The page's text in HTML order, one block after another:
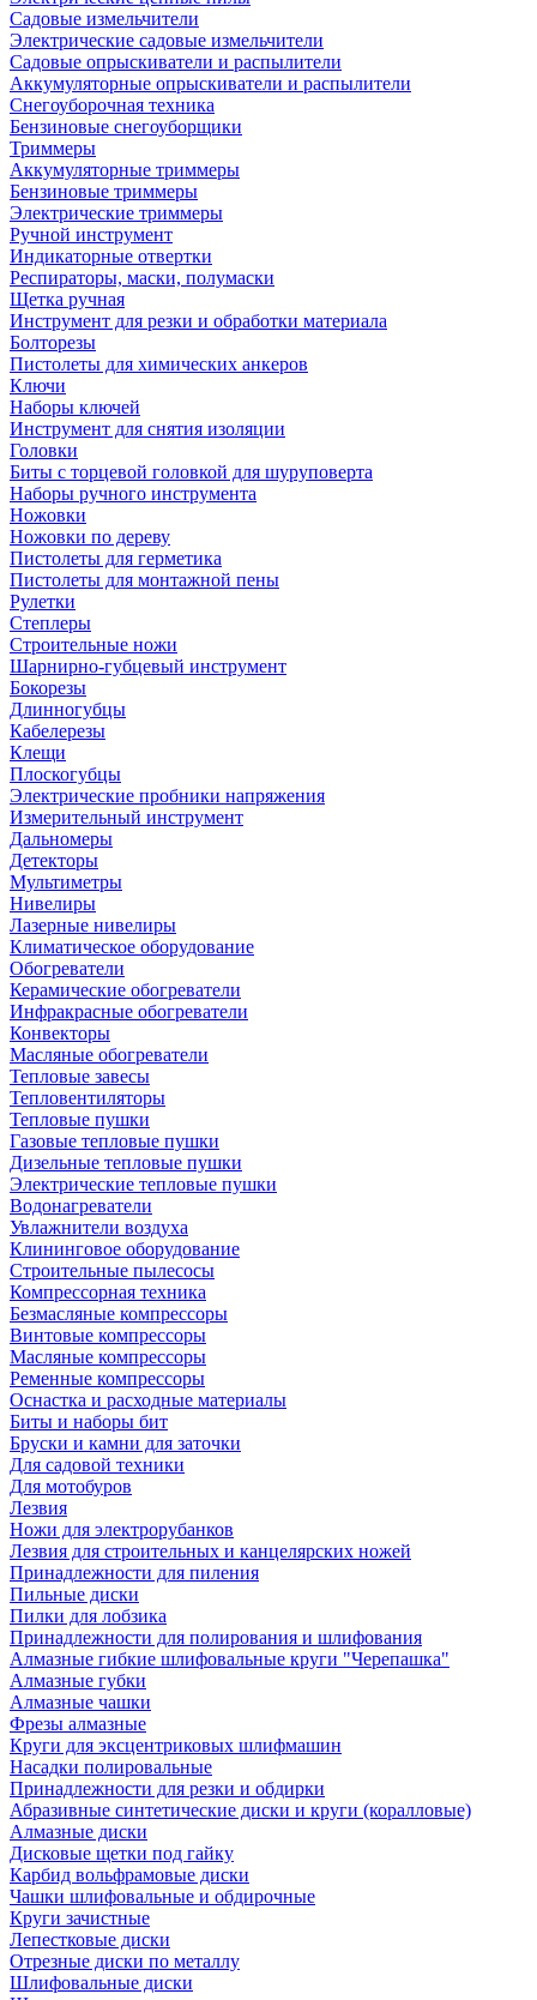
Садовые измельчители
Электрические садовые измельчители
Садовые опрыскиватели и распылители
Аккумуляторные опрыскиватели и распылители
Снегоуборочная техника
Бензиновые снегоуборщики
Триммеры
Аккумуляторные триммеры
Бензиновые триммеры
Электрические триммеры
Ручной инструмент
Индикаторные отвертки
Респираторы, маски, полумаски
Щетка ручная
Инструмент для резки и обработки материала
Болторезы
Пистолеты для химических анкеров
Ключи
Наборы ключей
Инструмент для снятия изоляции
Головки
Биты с торцевой головкой для шуруповерта
Наборы ручного инструмента
Ножовки
Ножовки по дереву
Пистолеты для герметика
Пистолеты для монтажной пены
Рулетки
Степлеры
Строительные ножи
Шарнирно-губцевый инструмент
Бокорезы
Длинногубцы
Кабелерезы
Клещи
Плоскогубцы
Электрические пробники напряжения
Измерительный инструмент
Дальномеры
Детекторы
Мультиметры
Нивелиры
Лазерные нивелиры
Климатическое оборудование
Обогреватели
Керамические обогреватели
Инфракрасные обогреватели
Конвекторы
Масляные обогреватели
Тепловые завесы
Тепловентиляторы
Тепловые пушки
Газовые тепловые пушки
Дизельные тепловые пушки
Электрические тепловые пушки
Водонагреватели
Увлажнители воздуха
Клининговое оборудование
Строительные пылесосы
Компрессорная техника
Безмасляные компрессоры
Винтовые компрессоры
Масляные компрессоры
Ременные компрессоры
Оснастка и расходные материалы
Биты и наборы бит
Бруски и камни для заточки
Для садовой техники
Для мотобуров
Лезвия
Ножи для электрорубанков
Лезвия для строительных и канцелярских ножей
Принадлежности для пиления
Пильные диски
Пилки для лобзика
Принадлежности для полирования и шлифования
Алмазные гибкие шлифовальные круги "Черепашка"
Алмазные губки
Алмазные чашки
Фрезы алмазные
Круги для эксцентриковых шлифмашин
Насадки полировальные
Принадлежности для резки и обдирки
Абразивные синтетические диски и круги (коралловые)
Алмазные диски
Дисковые щетки под гайку
Карбид вольфрамовые диски
Чашки шлифовальные и обдирочные
Круги зачистные
Лепестковые диски
Отрезные диски по металлу
Шлифовальные диски